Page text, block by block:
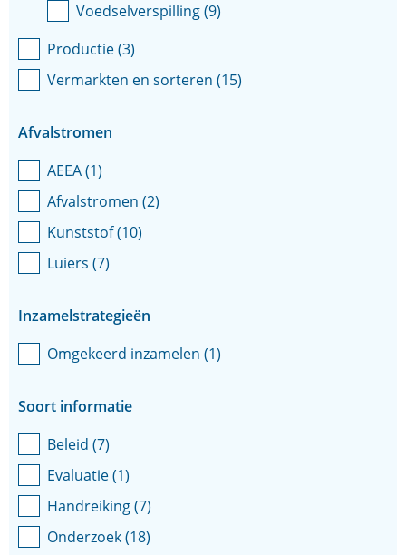
Voedselverspilling(9)
Productie(3)
Vermarkten en sorteren (15)
Afvalstromen
AEEA(1)
Afvalstromen (2)
Kunststof(10)
Luiers (7)
Inzamelstrategieën
Omgekeerd inzamelen (1)
Soort informatie
Beleid (7)
Evaluatie(1)
Handreiking(7)
Onderzoek(18)